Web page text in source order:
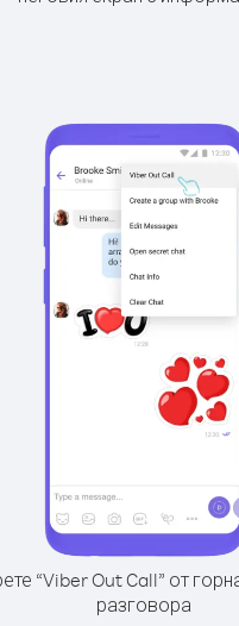
“Viber Out Call” от
разговора